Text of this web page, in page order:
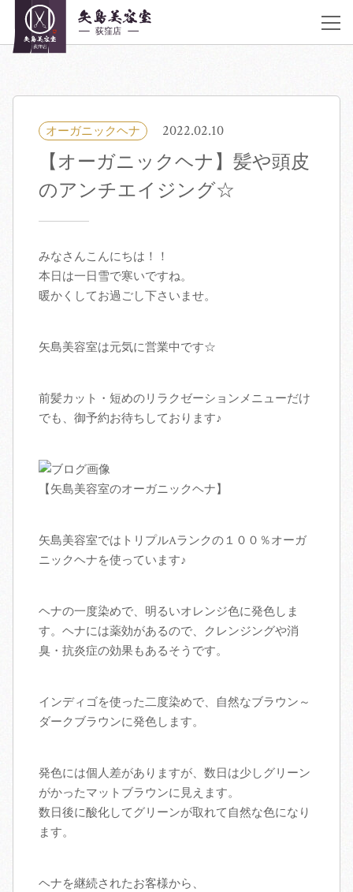
03-6383-5252
着付け・ヘアメイク
ヘアカタログ
クーポン／料金表
スタッフ紹介
ブログ
オーガニックヘナ 2022.02.10
【オーガニックヘナ】髪や頭皮
のアンチエイジング☆
みなさんこんにちは！！
本日は一日雪で寒いですね。
暖かくしてお過ごし下さいませ。
矢島美容室は元気に営業中です☆
前髪カット・短めのリラクゼーションメニューだけ
でも、御予約お待ちしております♪
【矢島美容室のオーガニックヘナ】
矢島美容室ではトリプルAランクの１００％オーガ
ニックヘナを使っています♪
ヘナの一度染めで、明るいオレンジ色に発色しま
す。ヘナには薬効があるので、クレンジングや消
臭・抗炎症の効果もあるそうです。
インディゴを使った二度染めで、自然なブラウン～
ダークブラウンに発色します。
発色には個人差がありますが、数日は少しグリーン
がかったマットブラウンに見えます。
数日後に酸化してグリーンが取れて自然な色になり
ます。
ヘナを継続されたお客様から、